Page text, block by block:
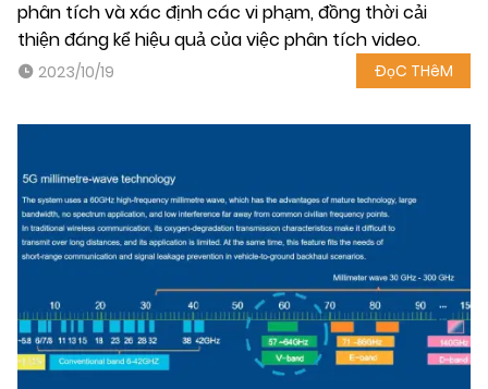
phân tích và xác định các vi phạm, đồng thời cải
thiện đáng kể hiệu quả của việc phân tích video.
2023/10/19 ĐọC THêM